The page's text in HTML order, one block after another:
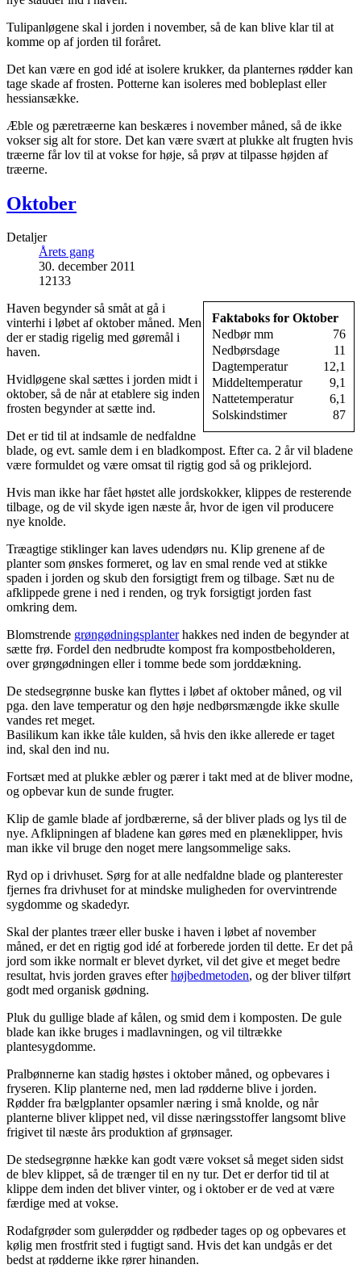
Tulipanløgene skal i jorden i november, så de kan blive klar til at
komme op af jorden til foråret.
Det kan være en god idé at isolere krukker, da planternes rødder kan
tage skade af frosten. Potterne kan isoleres med bobleplast eller
hessiansække.
Æble og pæretræerne kan beskæres i november måned, så de ikke
vokser sig alt for store. Det kan være svært at plukke alt frugten hvis
træerne får lov til at vokse for høje, så prøv at tilpasse højden af
træerne.
Oktober
Detaljer
Årets gang
30. december 2011
12133
Faktaboks for Oktober
Nedbør mm
76
Nedbørsdage
11
Dagtemperatur
12,1
Middeltemperatur
9,1
Nattetemperatur
6,1
Solskindstimer
87
Haven begynder så småt at gå i
vinterhi i løbet af oktober måned. Men
der er stadig rigelig med gøremål i
haven.
Hvidløgene skal sættes i jorden midt i
oktober, så de når at etablere sig inden
frosten begynder at sætte ind.
Det er tid til at indsamle de nedfaldne
blade, og evt. samle dem i en bladkompost. Efter ca. 2 år vil bladene
være formuldet og være omsat til rigtig god så og priklejord.
Hvis man ikke har fået høstet alle jordskokker, klippes de resterende
tilbage, og de vil skyde igen næste år, hvor de igen vil producere
nye knolde.
Træagtige stiklinger kan laves udendørs nu. Klip grenene af de
planter som ønskes formeret, og lav en smal rende ved at stikke
spaden i jorden og skub den forsigtigt frem og tilbage. Sæt nu de
afklippede grene i ned i renden, og tryk forsigtigt jorden fast
omkring dem.
Blomstrende grøngødningsplanterhakkes ned inden de begynder at
sætte frø. Fordel den nedbrudte kompost fra kompostbeholderen,
over grøngødningen eller i tomme bede som jorddækning.
De stedsegrønne buske kan flyttes i løbet af oktober måned, og vil
pga. den lave temperatur og den høje nedbørsmængde ikke skulle
vandes ret meget.
Basilikum kan ikke tåle kulden, så hvis den ikke allerede er taget
ind, skal den ind nu.
Fortsæt med at plukke æbler og pærer i takt med at de bliver modne,
og opbevar kun de sunde frugter.
Klip de gamle blade af jordbærerne, så der bliver plads og lys til de
nye. Afklipningen af bladene kan gøres med en plæneklipper, hvis
man ikke vil bruge den noget mere langsommelige saks.
Ryd op i drivhuset. Sørg for at alle nedfaldne blade og planterester
fjernes fra drivhuset for at mindske muligheden for overvintrende
sygdomme og skadedyr.
Skal der plantes træer eller buske i haven i løbet af november
måned, er det en rigtig god idé at forberede jorden til dette. Er det på
jord som ikke normalt er blevet dyrket, vil det give et meget bedre
resultat, hvis jorden graves efterhøjbedmetoden, og der bliver tilført
godt med organisk gødning.
Pluk du gullige blade af kålen, og smid dem i komposten. De gule
blade kan ikke bruges i madlavningen, og vil tiltrække
plantesygdomme.
Pralbønnerne kan stadig høstes i oktober måned, og opbevares i
fryseren. Klip planterne ned, men lad rødderne blive i jorden.
Rødder fra bælgplanter opsamler næring i små knolde, og når
planterne bliver klippet ned, vil disse næringsstoffer langsomt blive
frigivet til næste års produktion af grønsager.
De stedsegrønne hække kan godt være vokset så meget siden sidst
de blev klippet, så de trænger til en ny tur. Det er derfor tid til at
klippe dem inden det bliver vinter, og i oktober er de ved at være
færdige med at vokse.
Rodafgrøder som gulerødder og rødbeder tages op og opbevares et
kølig men frostfrit sted i fugtigt sand. Hvis det kan undgås er det
bedst at rødderne ikke rører hinanden.